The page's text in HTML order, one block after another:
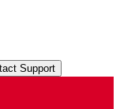
Support